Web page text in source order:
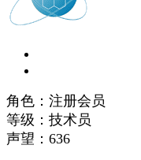
角色：注册会员
等级：技术员
声望： 636